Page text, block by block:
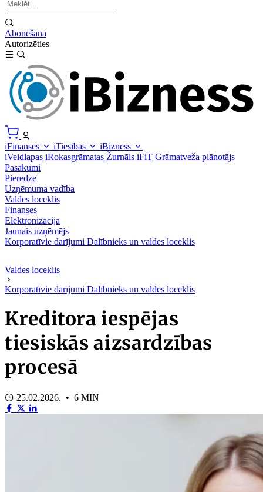
Abonēšana
Autorizēties
iFinanses iTiesības
iBizness
iVeidlapas iRokasgrāmatas Žurnāls iFiT Grāmatveža plānotājs
Pasākumi
Pieredze
Uzņēmuma vadība
Valdes loceklis
Finanses
Elektronizācija
Jaunais uzņēmējs
Korporatīvie darījumi Dalībnieks un valdes loceklis
Valdes loceklis
Korporatīvie darījumi Dalībnieks un valdes loceklis
Kreditora iespējas
tiesiskās aizsardzības
procesā
25.02.2026. • 6 MIN